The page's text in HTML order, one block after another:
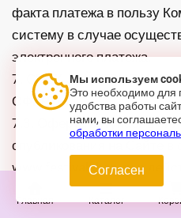
Главная Каталог
факта платежа в пользу
систему в случае
электронного платежа.
7. СРОК ДЕЙСТВИЯ И
ОФЕРТЫ
7.3. Оферта вступает в
опубликования на Сайте в
www.festivalshop.ruи
Оферты Компанией.
Мы используем
Это необходимо
удобства работы
нами, вы
обработки
Согласен